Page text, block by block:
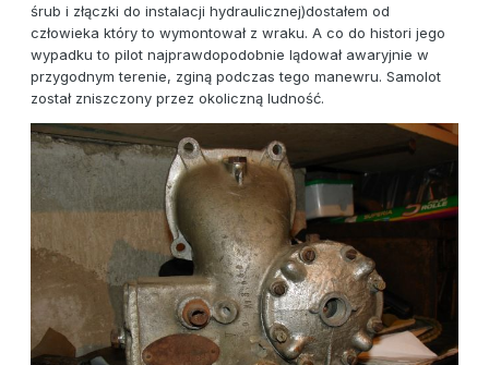
śrub i złączki do instalacji hydraulicznej)dostałem od
człowieka który to wymontował z wraku. A co do histori jego
wypadku to pilot najprawdopodobnie lądował awaryjnie w
przygodnym terenie, zginą podczas tego manewru. Samolot
został zniszczony przez okoliczną ludność.